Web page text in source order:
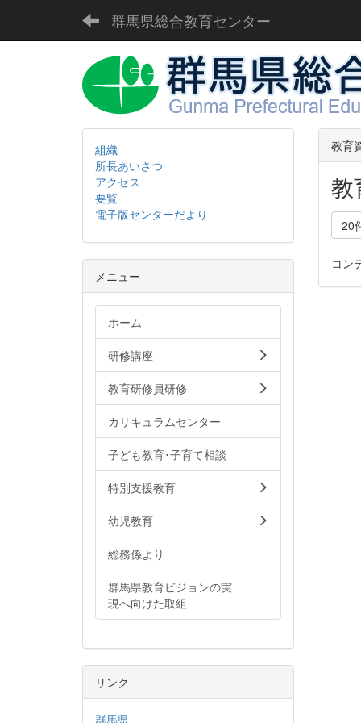
群馬県総合教育センター
教育
教
20
コン
組織
所長あいさつ
アクセス
要覧
電子版センターだより
メニュー
ホーム
研修講座
教育研修員研修
カリキュラムセンター
子ども教育･子育て相談
特別支援教育
幼児教育
総務係より
群馬県教育ビジョンの実
現へ向けた取組
リンク
群馬県